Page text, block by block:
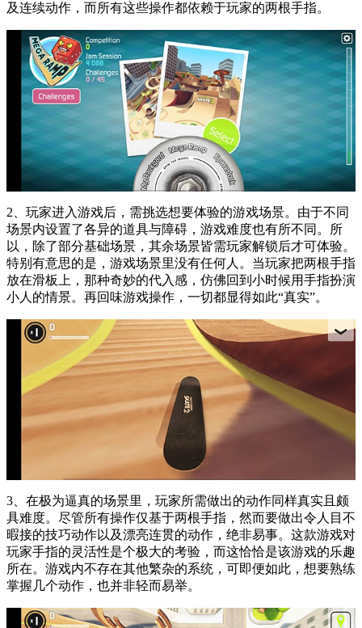
及连续动作，而所有这些操作都依赖于玩家的两根手指。
2、玩家进入游戏后，需挑选想要体验的游戏场景。由于不同
场景内设置了各异的道具与障碍，游戏难度也有所不同。所
以，除了部分基础场景，其余场景皆需玩家解锁后才可体验。
特别有意思的是，游戏场景里没有任何人。当玩家把两根手指
放在滑板上，那种奇妙的代入感，仿佛回到小时候用手指扮演
小人的情景。再回味游戏操作，一切都显得如此“真实”。
3、在极为逼真的场景里，玩家所需做出的动作同样真实且颇
具难度。尽管所有操作仅基于两根手指，然而要做出令人目不
暇接的技巧动作以及漂亮连贯的动作，绝非易事。这款游戏对
玩家手指的灵活性是个极大的考验，而这恰恰是该游戏的乐趣
所在。游戏内不存在其他繁杂的系统，可即便如此，想要熟练
掌握几个动作，也并非轻而易举。